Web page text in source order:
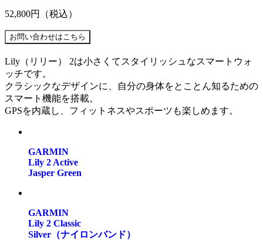
52,800円 （税込）
Lily（リリー） 2は小さくてスタイリッシュなスマートウォ
ッチです。
クラシックなデザインに、自分の身体をとことん知るための
スマート機能を搭載。
GPSを内蔵し、フィットネスやスポーツも楽しめます。
GARMIN
Lily 2 Active
Jasper Green
GARMIN
Lily 2 Classic
Silver（ナイロンバンド）